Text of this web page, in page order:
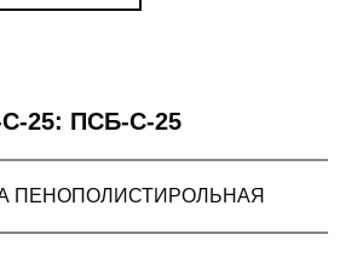
25: ПСБ-С-25
ПЕНОПОЛИСТИРОЛЬНАЯ